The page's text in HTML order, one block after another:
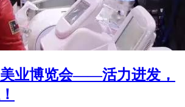
业博览会——活力进发，